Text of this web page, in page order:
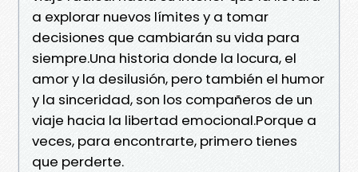
a explorar nuevos límites y a tomar
decisiones que cambiarán su vida para
siempre.Una historia donde la locura, el
amor y la desilusión, pero también el humor
y la sinceridad, son los compañeros de un
viaje hacia la libertad emocional.Porque a
veces, para encontrarte, primero tienes
que perderte.